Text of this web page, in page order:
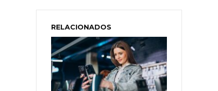
RELACIONADOS